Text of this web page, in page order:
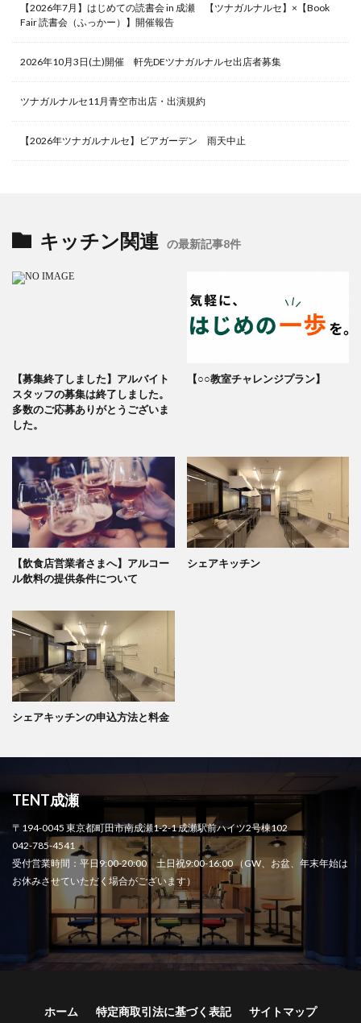
【2026年7月】はじめての読書会 in 成瀬 【ツナガルナルセ】×【Book
Fair 読書会（ふっかー）】開催報告
2026年10月3日(土)開催 軒先DEツナガルナルセ出店者募集
ツナガルナルセ11月青空市出店・出演規約
【2026年ツナガルナルセ】ビアガーデン 雨天中止
キッチン関連 の最新記事8件
【募集終了しました】アルバイト
スタッフの募集は終了しました。
多数のご応募ありがとうございま
した。
【○○教室チャレンジプラン】
【飲食店営業者さまへ】アルコー
ル飲料の提供条件について
シェアキッチン
シェアキッチンの申込方法と料金
TENT成瀬
〒194-0045 東京都町田市南成瀬1-2-1 成瀬駅前ハイツ2号棟102
042-785-4541
受付営業時間：平日9:00-20:00 土日祝9:00-16:00 （GW、お盆、年末年始は
お休みさせていただく場合がございます）
ホーム 特定商取引法に基づく表記 サイトマップ